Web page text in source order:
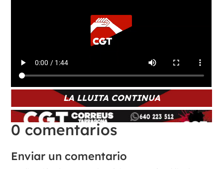
LA LLUITA CONTINUA
0 comentarios
Enviar un comentario